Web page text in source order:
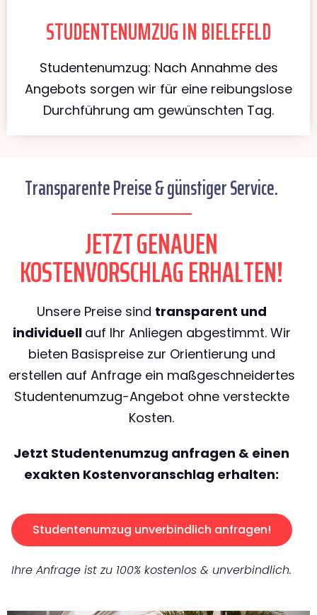
STUDENTENUMZUG IN BIELEFELD
Studentenumzug: Nach Annahme des
Angebots sorgen wir für eine reibungslose
Durchführung am gewünschten Tag.
Transparente Preise & günstiger Service.
JETZT GENAUEN
KOSTENVORSCHLAG ERHALTEN!
Unsere Preise sind transparent und
individuell auf Ihr Anliegen abgestimmt. Wir
bieten Basispreise zur Orientierung und
erstellen auf Anfrage ein maßgeschneidertes
Studentenumzug-Angebot ohne versteckte
Kosten.
Jetzt Studentenumzug anfragen & einen
exakten Kostenvoranschlag erhalten:
Studentenumzug unverbindlich anfragen!
Ihre Anfrage ist zu 100% kostenlos & unverbindlich.